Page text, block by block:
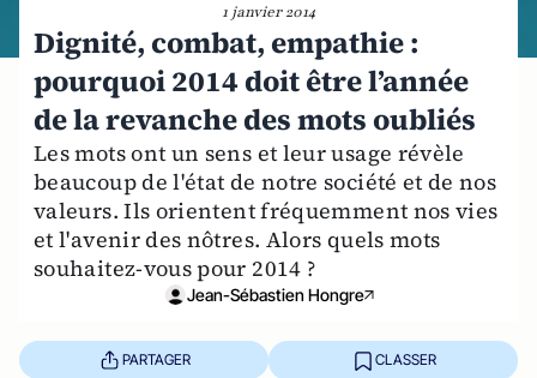
1 janvier 2014
Dignité, combat, empathie :
pourquoi 2014 doit être l’année
de la revanche des mots oubliés
Les mots ont un sens et leur usage révèle
beaucoup de l'état de notre société et de nos
valeurs. Ils orientent fréquemment nos vies
et l'avenir des nôtres. Alors quels mots
souhaitez-vous pour 2014 ?
Jean-Sébastien Hongre
PARTAGER CLASSER